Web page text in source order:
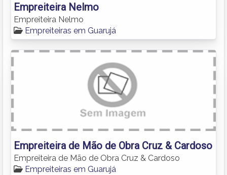
Empreiteira Nelmo
Empreiteira Nelmo
Empreiteiras em Guarujá
Empreiteira de Mão de Obra Cruz & Cardoso
Empreiteira de Mão de Obra Cruz & Cardoso
Empreiteiras em Guarujá